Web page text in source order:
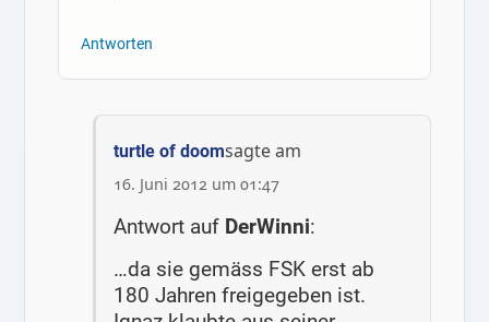
Antworten
turtle of doomsagte am
16. Juni 2012 um 01:47
Antwort auf DerWinni:
…da sie gemäss FSK erst ab
180 Jahren freigegeben ist.